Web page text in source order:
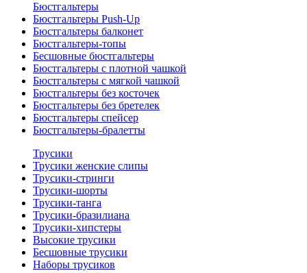
Бюстгальтеры
Бюстгальтеры Push-Up
Бюстгальтеры балконет
Бюстгальтеры-топы
Бесшовные бюстгальтеры
Бюстгальтеры с плотной чашкой
Бюстгальтеры с мягкой чашкой
Бюстгальтеры без косточек
Бюстгальтеры без бретелек
Бюстгальтеры спейсер
Бюстгальтеры-бралетты
Трусики
Трусики женские слипы
Трусики-стринги
Трусики-шорты
Трусики-танга
Трусики-бразилиана
Трусики-хипстеры
Высокие трусики
Бесшовные трусики
Наборы трусиков